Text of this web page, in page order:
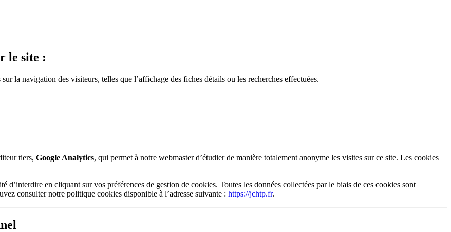
le site :
la navigation des visiteurs, telles que l’affichage des fiches détails ou les recherches effectuées.
tiers, Google Analytics, qui permet à notre webmaster d’étudier de manière totalement anonyme les visites sur ce site. Les cookies
en cliquant sur vos préférences de gestion de cookies. Toutes les données collectées par le biais de ces cookies sont
consulter notre politique cookies disponible à l’adresse suivante : https://jchtp.fr.